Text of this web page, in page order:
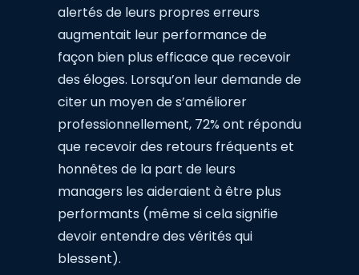
alertés de leurs propres erreurs
augmentait leur performance de
façon bien plus efficace que recevoir
des éloges. Lorsqu’on leur demande de
citer un moyen de s’améliorer
professionnellement, 72% ont répondu
que recevoir des retours fréquents et
honnêtes de la part de leurs
managers les aideraient à être plus
performants (même si cela signifie
devoir entendre des vérités qui
blessent).